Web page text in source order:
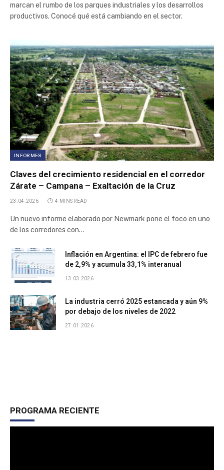
marcan el rumbo de los parques industriales y los desarrollos
productivos. Conocé qué está cambiando en el sector.
INFORMES
Claves del crecimiento residencial en el corredor
Zárate – Campana – Exaltación de la Cruz
23.04.2026 4 MINS READ
Un nuevo informe elaborado por Newmark pone el foco en uno
de los corredores con…
Inflación en Argentina: el IPC de febrero fue
de 2,9% y acumula 33,1% interanual
13.03.2026
La industria cerró 2025 estancada y aún 9%
por debajo de los niveles de 2022
27.01.2026
PROGRAMA RECIENTE